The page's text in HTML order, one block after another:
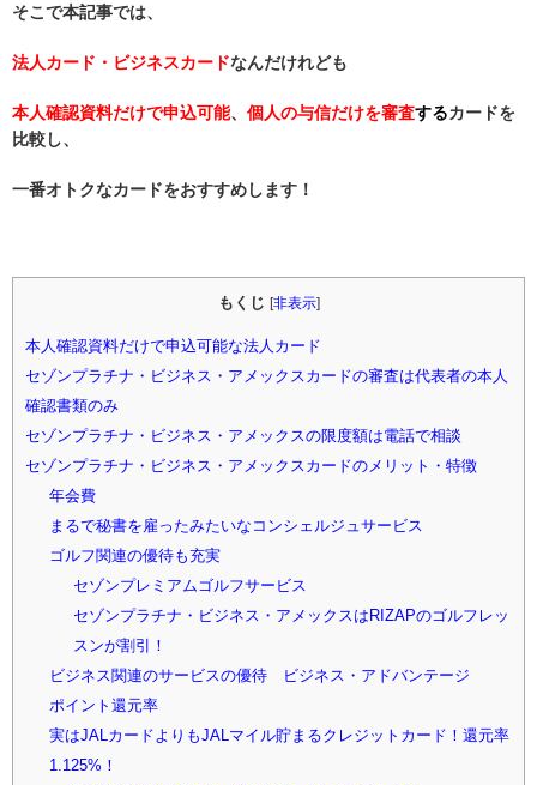
そこで本記事では、
法人カード・ビジネスカードなんだけれども
本人確認資料だけで申込可能、 個人の与信だけを審査するカードを
比較し、
一番オトクなカードをおすすめします！
もくじ [非表示]
本人確認資料だけで申込可能な法人カード
セゾンプラチナ・ビジネス・アメックスカードの審査は代表者の本人
確認書類のみ
セゾンプラチナ・ビジネス・アメックスの限度額は電話で相談
セゾンプラチナ・ビジネス・アメックスカードのメリット・特徴
年会費
まるで秘書を雇ったみたいなコンシェルジュサービス
ゴルフ関連の優待も充実
セゾンプレミアムゴルフサービス
セゾンプラチナ・ビジネス・アメックスはRIZAPのゴルフレッ
スンが割引！
ビジネス関連のサービスの優待 ビジネス・アドバンテージ
ポイント還元率
実はJALカードよりもJALマイル貯まるクレジットカード！還元率
1.125%！